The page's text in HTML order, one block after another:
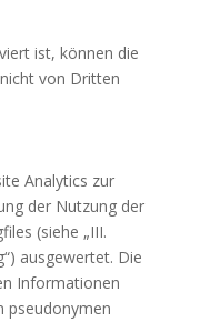
ist, können die
von Dritten
Analytics zur
der Nutzung der
(siehe „III.
ausgewertet. Die
Informationen
pseudonymen